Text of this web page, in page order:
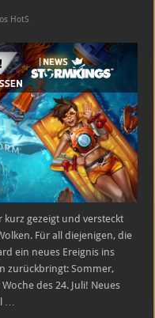
HotS
gezeigt und versteckt
Für all diejenigen, die
ein neues Ereignis ins
zurückbringt: Sommer,
des 24. Juli! Neues
…